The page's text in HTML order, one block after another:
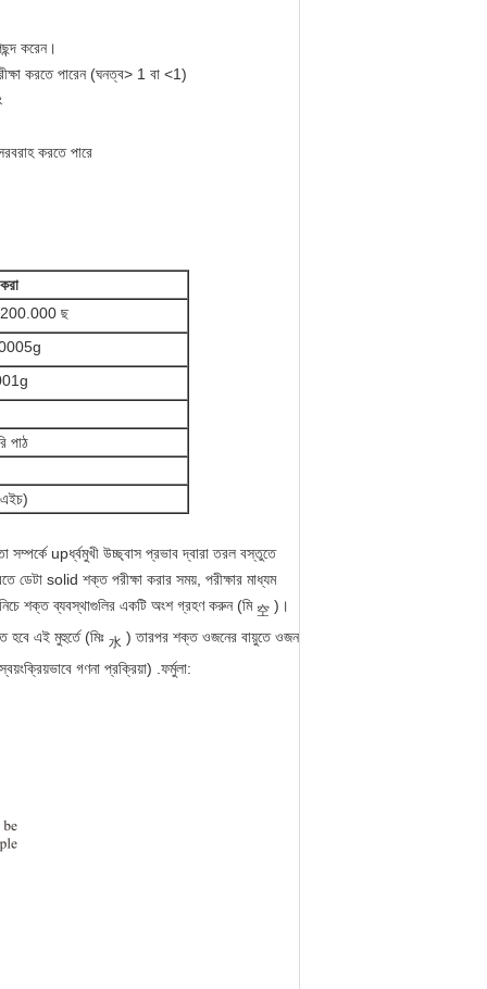
করেন।
করতে পারেন (ঘনত্ব> 1 বা <1)
করতে পারে
ছ
পাঠ
সম্পর্কে upর্ধ্বমুখী উচ্ছ্বাস প্রভাব দ্বারা তরল বস্তুতে
ডেটা solid শক্ত পরীক্ষা করার সময়, পরীক্ষার মাধ্যম
নিচে শক্ত ব্যবস্থাগুলির একটি অংশ গ্রহণ করুন (মি 空 )।
হবে এই মুহুর্তে (মিঃ 水 ) তারপর শক্ত ওজনের বায়ুতে ওজন
গণনা প্রক্রিয়া) .ফর্মুলা: